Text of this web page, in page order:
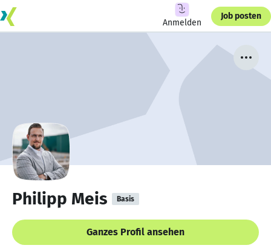
Anmelden
Job posten
Philipp Meis Basis
Ganzes Profil ansehen